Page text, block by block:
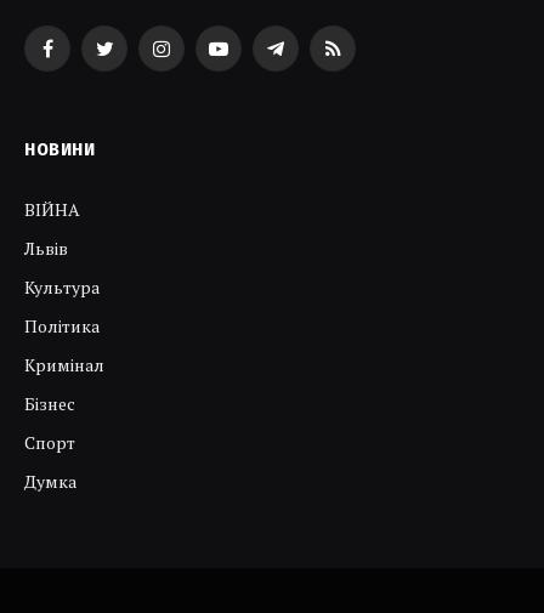
FacebookTwitterInstagramYouTubeTelegramRSS
НОВИНИ
ВІЙНА
Львів
Культура
Політика
Кримінал
Бізнес
Спорт
Думка